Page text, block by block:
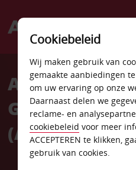
Welcome
AvisAutoverhuur
Guacimeta
(ACE)
Cookiebeleid
Wij maken gebruik van
gemaakte aanbiedingen
om uw ervaring op onze
Daarnaast delen we
reclame- en
cookiebeleid voor meer
ACCEPTEREN te klikken,
gebruik van cookies.